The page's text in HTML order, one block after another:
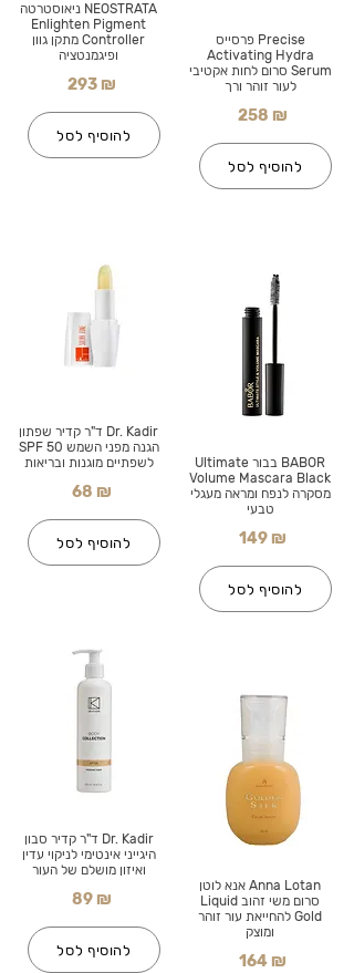
NEOSTRATA ניאוסטרטה
Enlighten Pigment
Controller מתקן גוון
ופיגמנטציה
293 ₪
להוסיף לסל
Dr. Kadir ד"ר קדיר שפתון
הגנה מפני השמש SPF 50
לשפתיים מוגנות ובריאות
68 ₪
להוסיף לסל
Dr. Kadir ד"ר קדיר סבון
היגייני אינטימי לניקוי עדין
ואיזון מושלם של העור
89 ₪
להוסיף לסל
Precise פרסייס
Activating Hydra
Serum סרום לחות אקטיבי
לעור זוהר ורך
258 ₪
להוסיף לסל
BABOR בבור Ultimate
Volume Mascara Black
מסקרה לנפח ומראה מעגלי
טבעי
149 ₪
להוסיף לסל
Anna Lotan אנא לוטן
סרום משי זהוב Liquid
Gold להחייאת עור זוהר
ומוצק
164 ₪